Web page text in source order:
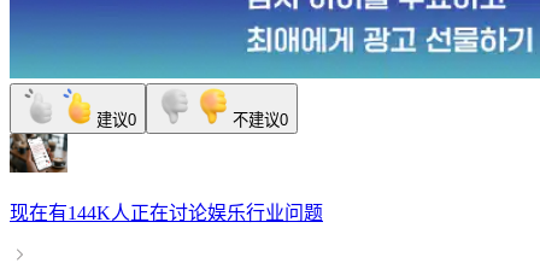
建议0 不建议0
现在有144K人正在讨论娱乐行业问题